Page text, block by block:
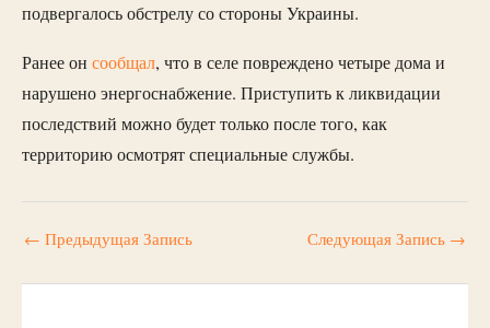
подвергалось обстрелу со стороны Украины.
Ранее он сообщал, что в селе повреждено четыре дома и
нарушено энергоснабжение. Приступить к ликвидации
последствий можно будет только после того, как
территорию осмотрят специальные службы.
← Предыдущая Запись Следующая Запись →